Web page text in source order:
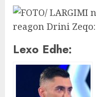
Lexo Edhe: